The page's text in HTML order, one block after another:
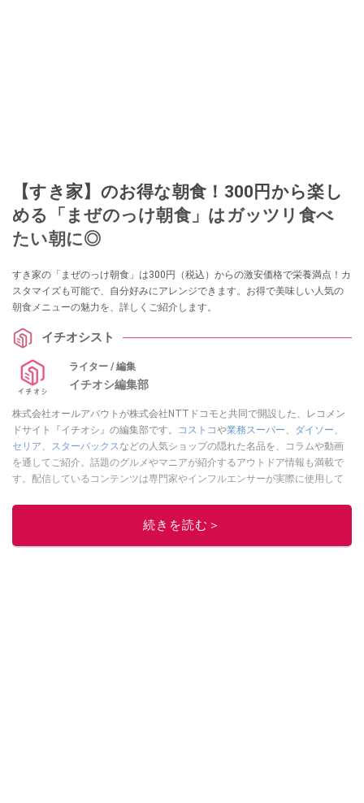
【すき家】のお得な朝食！300円から楽し
める「まぜのっけ朝食」はガッツリ食べ
たい朝に◎
すき家の「まぜのっけ朝食」は300円（税込）からの激安価格で栄養満点！カ
スタマイズも可能で、自分好みにアレンジできます。お得で美味しい人気の
朝食メニューの魅力を、詳しくご紹介します。
イチオシスト
ライター / 編集
イチオシ編集部
株式会社オールアバウトが株式会社NTTドコモと共同で開設した、レコメン
ドサイト『イチオシ』の編集部です。
コストコや業務スーパー、 ダイソー、
セリア、 スターバックスなどの人気ショップの隠れた名品を、コラムや動画
を通してご紹介。話題のグルメやマニアが紹介するアウトドア情報も満載で
す。配信しているコンテンツは専門家やインフルエンサーが実際に使用して
ニュースでフォロー
続きを読む＞